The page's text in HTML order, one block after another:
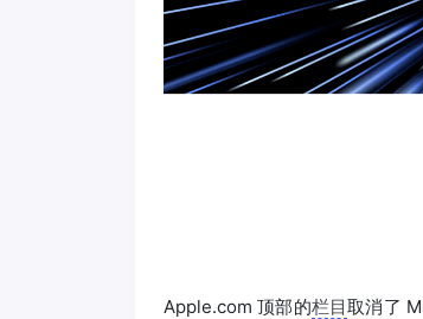
Apple.com 顶部的栏目取消了